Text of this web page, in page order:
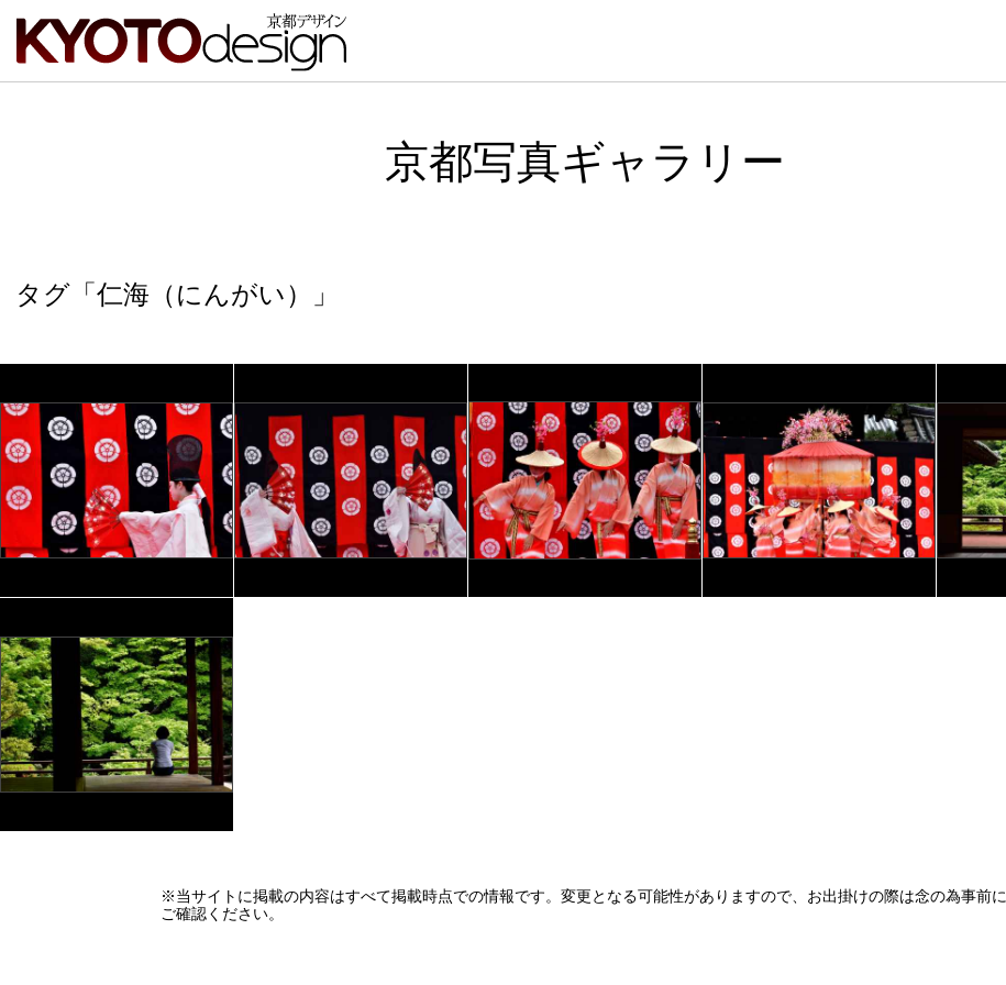
京都写真ギャラリー
タグ「仁海（にんがい）」
※当サイトに掲載の内容はすべて掲載時点での情報です。変更となる可能性がありますので、お出掛けの際は念の為事前に
ご確認ください。